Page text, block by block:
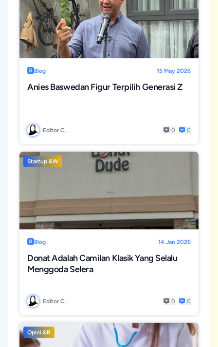
Blog 15 May 2026
Anies Baswedan Figur Terpilih Generasi Z
Editor C. 0 0
Startup &W
Blog 14 Jan 2026
Donat Adalah Camilan Klasik Yang Selalu
Menggoda Selera
Editor C. 0 0
Opini &R